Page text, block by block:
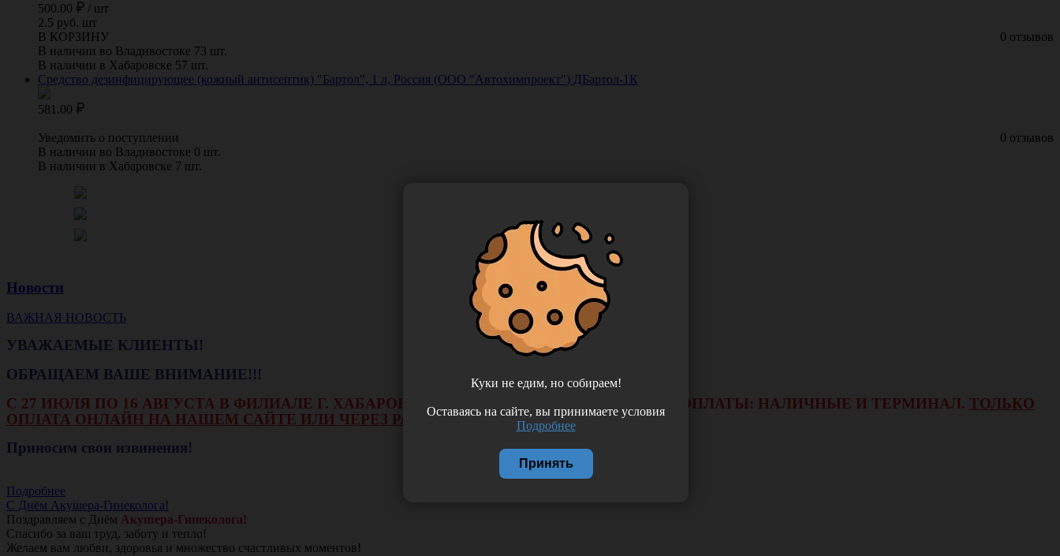
500.00 / шт
2.5 руб. шт
0 отзывов
В КОРЗИНУ
В наличии во Владивостоке 73 шт.
В наличии в Хабаровске 57 шт.
Средство дезинфицирующее (кожный антисептик) "Бартол", 1 л, Россия (ООО "Автохимпроект") ДБартол-1К
581.00
0 отзывов
Уведомить о поступлении
В наличии во Владивостоке 0 шт.
В наличии в Хабаровске 7 шт.
Новости
ВАЖНАЯ НОВОСТЬ
УВАЖАЕМЫЕ КЛИЕНТЫ!
ОБРАЩАЕМ ВАШЕ ВНИМАНИЕ!!!
С 27 ИЮЛЯ ПО 16 АВГУСТА В ФИЛИАЛЕ Г. ХАБАРОВСКА НЕ БУДЕТ ДЕЙСТВОВАТЬ ВИД ОПЛАТЫ: НАЛИЧНЫЕ И ТЕРМИНАЛ. ТОЛЬКО
ОПЛАТА ОНЛАЙН НА НАШЕМ САЙТЕ ИЛИ ЧЕРЕЗ РАСЧЕТНЫЙ СЧЕТ.
Приносим свои извинения!
Подробнее
С Днём Акушера-Гинеколога!
Поздравляем с Днём Акушера-Гинеколога!
Спасибо за ваш труд, заботу и тепло!
Желаем вам любви, здоровья и множество счастливых моментов!
Куки не едим, но собираем!
Оставаясь на сайте, вы принимаете условия
Подробнее
Принять